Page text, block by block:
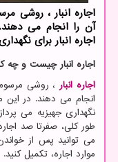
اجاره انبار ، روشی
آن را انجام می
اجاره انبار برای
اجاره انبار چیست و چه
اجاره انبار ، روشی
انجام می دهند. در این
نگهداری جهیزیه می
طور کلی، صفرتا صد
می توانید پس از
موارد اجاره، تکمیل کنید.